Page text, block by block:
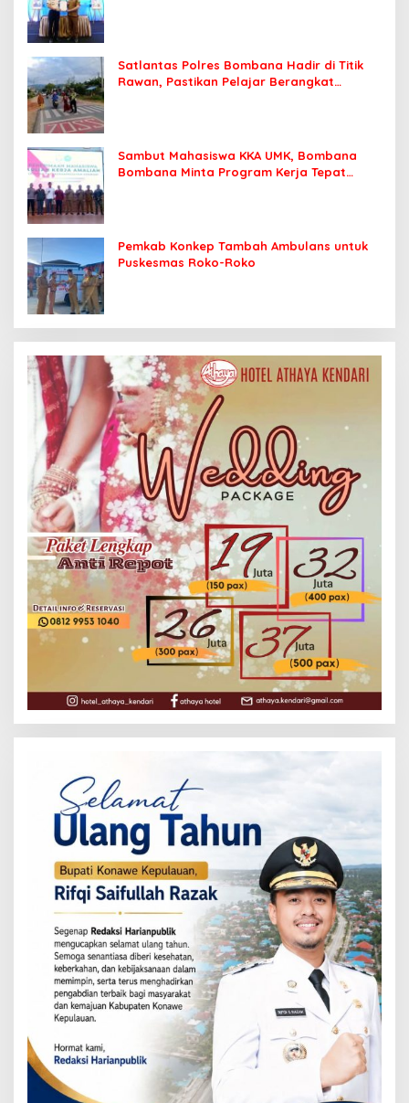
Satlantas Polres Bombana Hadir di Titik
Rawan, Pastikan Pelajar Berangkat
Sambut Mahasiswa KKA UMK, Bombana
Bombana Minta Program Kerja Tepat
Pemkab Konkep Tambah Ambulans untuk
Puskesmas Roko-Roko